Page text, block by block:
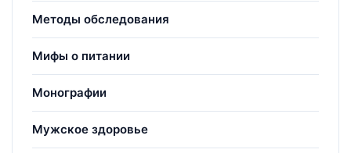
Методы обследования
Мифы о питании
Монографии
Мужское здоровье